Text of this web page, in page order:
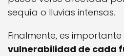
sequía o lluvias intensas.
Finalmente, es
vulnerabilidad de cada